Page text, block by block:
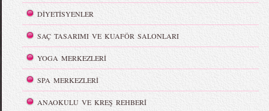
DİYETİSYENLER
SAÇ TASARIMI VE KUAFÖR SALONLARI
YOGA MERKEZLERİ
SPA MERKEZLERİ
ANAOKULU VE KREŞ REHBERİ